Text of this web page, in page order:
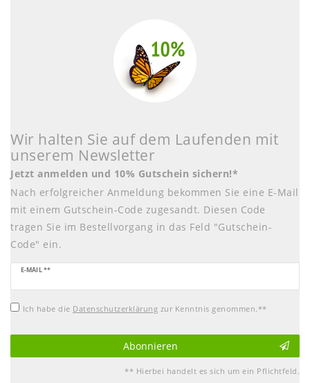
Wir halten Sie auf dem Laufenden mit
unserem Newsletter
Jetzt anmelden und 10% Gutschein sichern!*
Nach erfolgreicher Anmeldung bekommen Sie eine E-Mail
mit einem Gutschein-Code zugesandt. Diesen Code
tragen Sie im Bestellvorgang in das Feld "Gutschein-
Code" ein.
E-MAIL **
Newsletter
Honig
Ich habe die Daten­schutz­erklärung zur Kenntnis genommen.**
Abonnieren
** Hierbei handelt es sich um ein Pflichtfeld.